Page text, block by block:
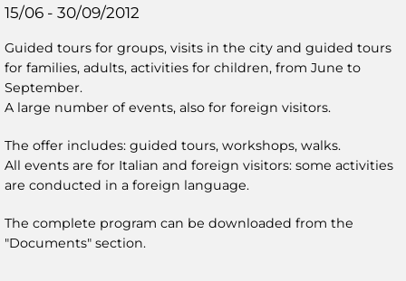
15/06 - 30/09/2012
Guided tours for groups, visits in the city and guided tours
for families, adults, activities for children, from June to
September.
A large number of events, also for foreign visitors.
The offer includes: guided tours, workshops, walks.
All events are for Italian and foreign visitors: some activities
are conducted in a foreign language.
The complete program can be downloaded from the
"Documents" section.